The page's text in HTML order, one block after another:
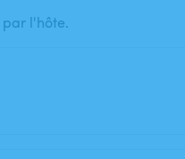
l'hôte.